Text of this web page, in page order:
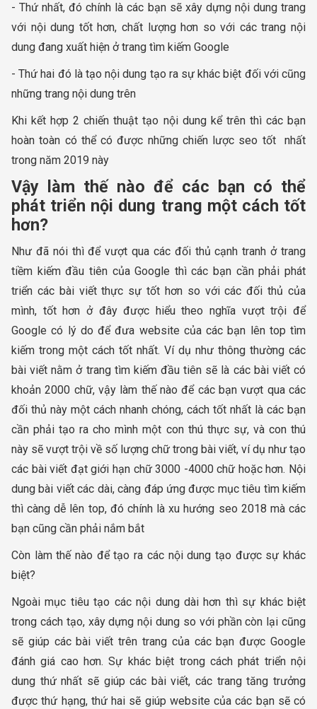
- Thứ nhất, đó chính là các bạn sẽ xây dựng nội dung trang
với nội dung tốt hơn, chất lượng hơn so với các trang nội
dung đang xuất hiện ở trang tìm kiếm Google
- Thứ hai đó là tạo nội dung tạo ra sự khác biệt đối với cũng
những trang nội dung trên
Khi kết hợp 2 chiến thuật tạo nội dung kể trên thì các bạn
hoàn toàn có thể có được những chiến lược seo tốt nhất
trong năm 2019 này
Vậy làm thế nào để các bạn có thể
phát triển nội dung trang một cách tốt
hơn?
Như đã nói thì để vượt qua các đối thủ cạnh tranh ở trang
tiềm kiếm đầu tiên của Google thì các bạn cần phải phát
triển các bài viết thực sự tốt hơn so với các đối thủ của
mình, tốt hơn ở đây được hiểu theo nghĩa vượt trội để
Google có lý do để đưa website của các bạn lên top tìm
kiếm trong một cách tốt nhất. Ví dụ như thông thường các
bài viết nằm ở trang tìm kiếm đầu tiên sẽ là các bài viết có
khoản 2000 chữ, vậy làm thế nào để các bạn vượt qua các
đối thủ này một cách nhanh chóng, cách tốt nhất là các bạn
cần phải tạo ra cho mình một con thú thực sự, và con thú
này sẽ vượt trội về số lượng chữ trong bài viết, ví dụ như tạo
các bài viết đạt giới hạn chữ 3000 -4000 chữ hoặc hơn. Nội
dung bài viết các dài, càng đáp ứng được mục tiêu tìm kiếm
thì càng dễ lên top, đó chính là xu hướng seo 2018 mà các
bạn cũng cần phải nắm bắt
Còn làm thế nào để tạo ra các nội dung tạo được sự khác
biệt?
Ngoài mục tiêu tạo các nội dung dài hơn thì sự khác biệt
trong cách tạo, xây dựng nội dung so với phần còn lại cũng
sẽ giúp các bài viết trên trang của các bạn được Google
đánh giá cao hơn. Sự khác biệt trong cách phát triển nội
dung thứ nhất sẽ giúp các bài viết, các trang tăng trưởng
được thứ hạng, thứ hai sẽ giúp website của các bạn sẽ có